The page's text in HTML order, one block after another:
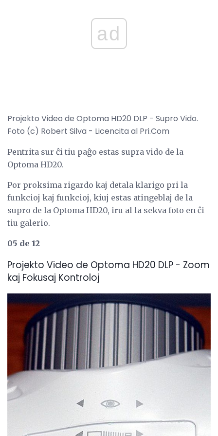
ad
Projekto Video de Optoma HD20 DLP - Supro Vido.
Foto (c) Robert Silva - Licencita al Pri.Com
Pentrita sur ĉi tiu paĝo estas supra vido de la
Optoma HD20.
Por proksima rigardo kaj detala klarigo pri la
funkcioj kaj funkcioj, kiuj estas atingeblaj de la
supro de la Optoma HD20, iru al la sekva foto en ĉi
tiu galerio.
05 de 12
Projekto Video de Optoma HD20 DLP - Zoom
kaj Fokusaj Kontroloj